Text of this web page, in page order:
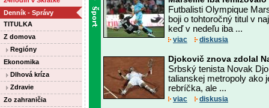
Denník - Správy
TITULKA
Z domova
Regióny
Ekonomika
Dlhová kríza
Zdravie
Zo zahraničia
Futbalisti Olympique
boji o tohtoročný titul v
keď v nedeľu iba ...
viac diskusia
Djokovič znova zdolal
Srbský tenista Novak
talianskej metropoly ako
rebríčka, ale ...
viac diskusia